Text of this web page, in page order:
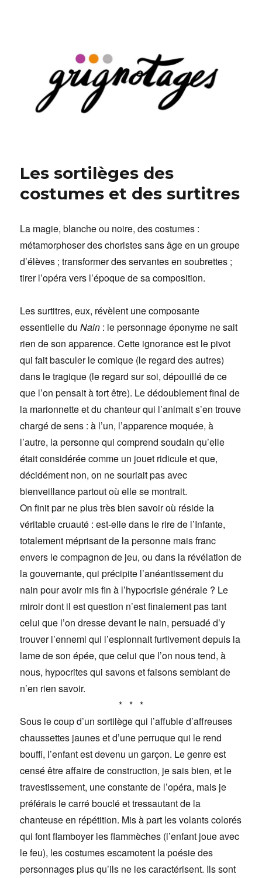
Les sortilèges des
costumes et des surtitres
La magie, blanche ou noire, des costumes :
métamorphoser des choristes sans âge en un groupe
d’élèves ; transformer des servantes en soubrettes ;
tirer l’opéra vers l’époque de sa composition.
Les surtitres, eux, révèlent une composante
essentielle duNain : le personnage éponyme ne sait
rien de son apparence. Cette ignorance est le pivot
qui fait basculer le comique (le regard des autres)
dans le tragique (le regard sur soi, dépouillé de ce
que l’on pensait à tort être). Le dédoublement final de
la marionnette et du chanteur qui l’animait s’en trouve
chargé de sens : à l’un, l’apparence moquée, à
l’autre, la personne qui comprend soudain qu’elle
était considérée comme un jouet ridicule et que,
décidément non, on ne souriait pas avec
bienveillance partout où elle se montrait.
On finit par ne plus très bien savoir où réside la
véritable cruauté : est-elle dans le rire de l’Infante,
totalement méprisant de la personne mais franc
envers le compagnon de jeu, ou dans la révélation de
la gouvernante, qui précipite l’anéantissement du
nain pour avoir mis fin à l’hypocrisie générale ? Le
miroir dont il est question n’est finalement pas tant
celui que l’on dresse devant le nain, persuadé d’y
trouver l’ennemi qui l’espionnait furtivement depuis la
lame de son épée, que celui que l’on nous tend, à
nous, hypocrites qui savons et faisons semblant de
n’en rien savoir.
* * *
Sous le coup d’un sortilège qui l’affuble d’affreuses
chaussettes jaunes et d’une perruque qui le rend
bouffi, l’enfant est devenu un garçon. Le genre est
censé être affaire de construction, je sais bien, et le
travestissement, une constante de l’opéra, mais je
préférais le carré bouclé et tressautant de la
chanteuse en répétition. Mis à part les volants colorés
qui font flamboyer les flammèches (l’enfant joue avec
le feu), les costumes escamotent la poésie des
personnages plus qu’ils ne les caractérisent. Ils sont